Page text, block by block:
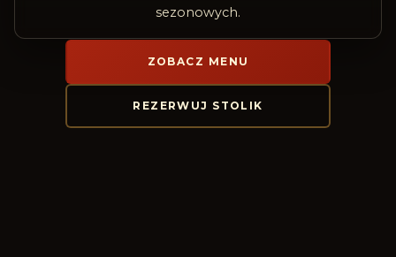
sezonowych.
ZOBACZ MENU
REZERWUJ STOLIK